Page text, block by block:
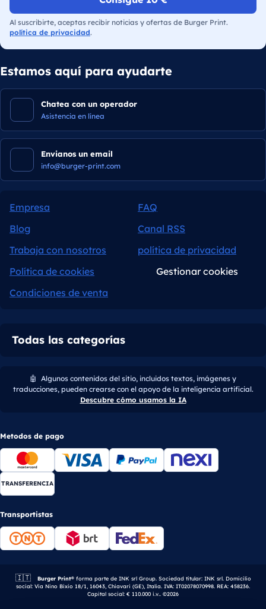
Al suscribirte, aceptas recibir noticias y ofertas de Burger Print.
política de privacidad.
Estamos aquí para ayudarte
Chatea con un operador
Asistencia en línea
Envianos un email
info@burger-print.com
Empresa
FAQ
Blog
Canal RSS
Trabaja con nosotros
política de privacidad
Política de cookies
Gestionar cookies
Condiciones de venta
Todas las categorías
🤖 Algunos contenidos del sitio, incluidos textos, imágenes y
traducciones, pueden crearse con el apoyo de la inteligencia artificial.
Descubre cómo usamos la IA
Metodos de pago
TRANSFERENCIA
Transportistas
🇮🇹 Empresa italiana.
Burger Print®forma parte de INK srl Group. Sociedad titular: INK srl. Domicilio
social: Via Nino Bixio 18/1, 16043, Chiavari (GE), Italia. IVA: IT02078070998. REA: 458236.
Capital social: € 110.000 i.v.. ©2026